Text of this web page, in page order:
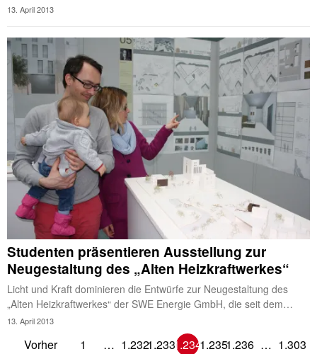
13. April 2013
Studenten präsentieren Ausstellung zur
Neugestaltung des „Alten Heizkraftwerkes“
Licht und Kraft dominieren die Entwürfe zur Neugestaltung des
„Alten Heizkraftwerkes“ der SWE Energie GmbH, die seit dem…
13. April 2013
Vorher 1 … 1.2321.2331.2341.2351.236 … 1.303